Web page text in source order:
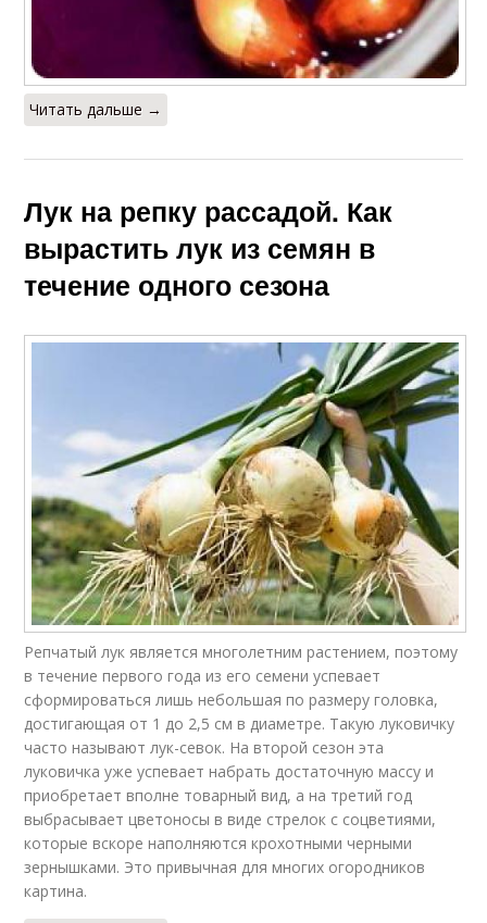
Читать дальше →
Лук на репку рассадой. Как
вырастить лук из семян в
течение одного сезона
Репчатый лук является многолетним растением, поэтому
в течение первого года из его семени успевает
сформироваться лишь небольшая по размеру головка,
достигающая от 1 до 2,5 см в диаметре. Такую луковичку
часто называют лук-севок. На второй сезон эта
луковичка уже успевает набрать достаточную массу и
приобретает вполне товарный вид, а на третий год
выбрасывает цветоносы в виде стрелок с соцветиями,
которые вскоре наполняются крохотными черными
зернышками. Это привычная для многих огородников
картина.